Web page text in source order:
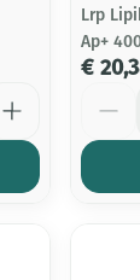
Lrp
Ap+
€